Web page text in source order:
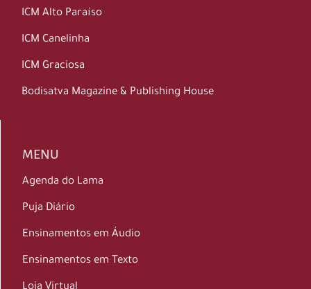
ICM Alto Paraíso
ICM Canelinha
ICM Graciosa
Bodisatva Magazine & Publishing House
MENU
Agenda do Lama
Puja Diário
Ensinamentos em Áudio
Ensinamentos em Texto